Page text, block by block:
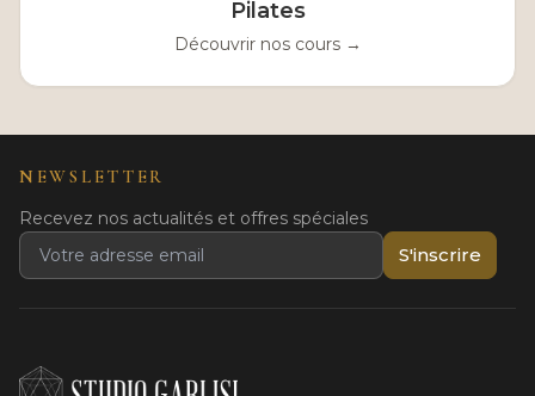
Pilates
Découvrir nos cours →
NEWSLETTER
Recevez nos actualités et offres spéciales
S'inscrire